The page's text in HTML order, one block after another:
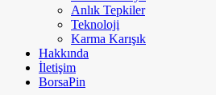
Anlık Tepkiler
Teknoloji
Karma Karışık
Hakkında
İletişim
BorsaPin